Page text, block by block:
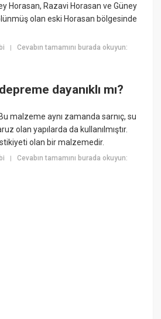
Horasan, Razavi Horasan ve Güney
olan eski Horasan bölgesinde
|Cevabın tamamını burada okuyun:
dayanıklı mı?
malzeme aynı zamanda sarnıç, su
olan yapılarda da kullanılmıştır.
olan bir malzemedir.
|Cevabın tamamını burada okuyun: